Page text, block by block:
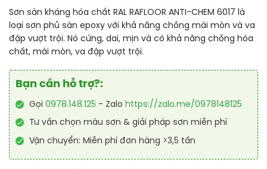
Sơn sàn kháng hóa chất RAL RAFLOOR ANTI-CHEM 6017 là
loại sơn phủ sàn epoxy với khả năng chống mài mòn và va
đập vượt trội. Nó cứng, dai, mịn và có khả năng chống hóa
chất, mài mòn, va đập vượt trội.
Bạn cần hỗ trợ?:
Gọi 0978.148.125 - Zalo https://zalo.me/0978148125
Tư vấn chọn màu sơn & giải pháp sơn miễn phí
Vận chuyển: Miễn phí đơn hàng >3,5 tấn